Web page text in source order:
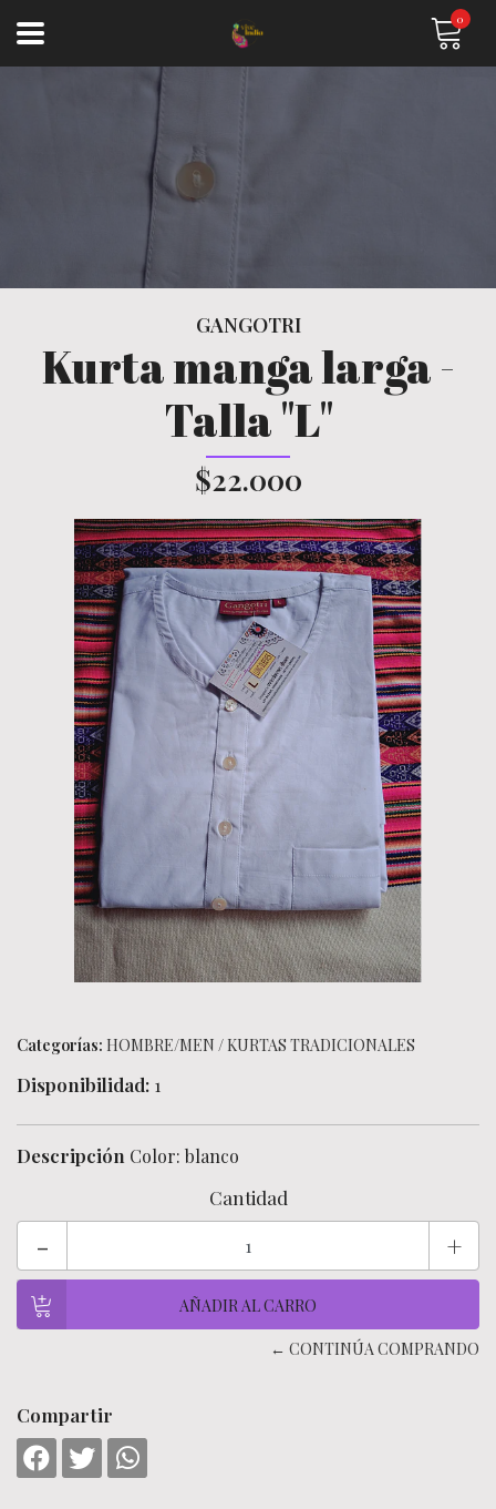
0
GANGOTRI
Kurta manga larga -
Talla "L"
$22.000
Categorías: HOMBRE/MEN /KURTAS TRADICIONALES
Disponibilidad: 1
Descripción Color: blanco
Cantidad
- +
← CONTINÚA COMPRANDO
Compartir